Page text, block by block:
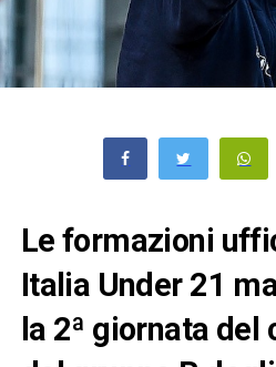
Le formazioni
Italia Under 21
la 2ª giornata